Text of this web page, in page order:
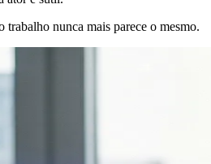
trabalho nunca mais parece o mesmo.